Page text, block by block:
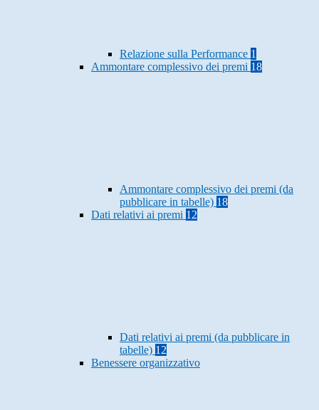
Relazione sulla Performance 1
Ammontare complessivo dei premi 18
Ammontare complessivo dei premi (da
pubblicare in tabelle) 18
Dati relativi ai premi 12
Dati relativi ai premi (da pubblicare in
tabelle) 12
Benessere organizzativo